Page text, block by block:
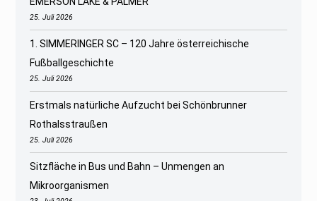
25. Juli 2026
1. SIMMERINGER SC – 120 Jahre österreichische
Fußballgeschichte
25. Juli 2026
Erstmals natürliche Aufzucht bei Schönbrunner
Rothalsstraußen
25. Juli 2026
Sitzfläche in Bus und Bahn – Unmengen an
Mikroorganismen